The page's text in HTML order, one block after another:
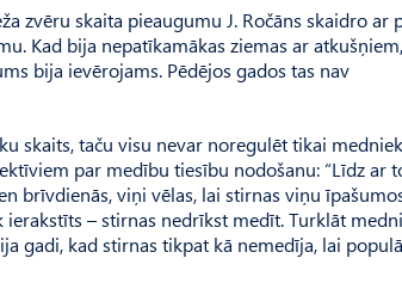
zvēru skaita pieaugumu J. Ročāns skaidro ar
Kad bija nepatīkamākas ziemas ar
bija ievērojams. Pēdējos gados tas nav
skaits, taču visu nevar noregulēt tikai
par medību tiesību nodošanu: “Līdz ar
brīvdienās, viņi vēlas, lai stirnas viņu
– stirnas nedrīkst medīt. Turklāt
gadi, kad stirnas tikpat kā nemedīja, lai